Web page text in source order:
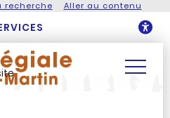
recherche Aller au contenu